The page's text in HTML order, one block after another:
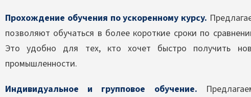
Прохождение обучения по ускоренному курсу.
позволяют обучаться в более короткие сроки по
Это удобно для тех, кто хочет быстро получить
промышленности.
Индивидуальное и групповое обучение.